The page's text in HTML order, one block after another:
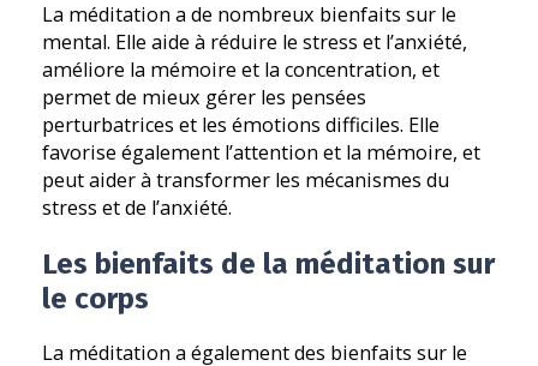
La méditation a de nombreux bienfaits sur le
mental. Elle aide à réduire le stress et l’anxiété,
améliore la mémoire et la concentration, et
permet de mieux gérer les pensées
perturbatrices et les émotions difficiles. Elle
favorise également l’attention et la mémoire, et
peut aider à transformer les mécanismes du
stress et de l’anxiété.
Les bienfaits de la méditation sur
le corps
La méditation a également des bienfaits sur le